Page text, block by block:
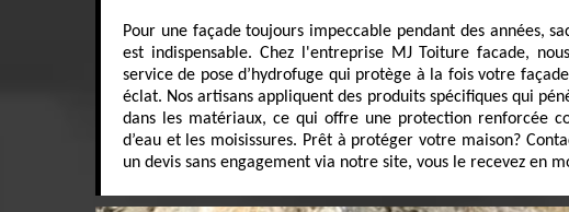
Pour une façade toujours impeccable pendant des années,
est indispensable. Chez l'entreprise MJ Toiture facade,
service de pose d’hydrofuge qui protège à la fois votre
éclat. Nos artisans appliquent des produits spécifiques qui
dans les matériaux, ce qui offre une protection renforcée
d’eau et les moisissures. Prêt à protéger votre maison?
un devis sans engagement via notre site, vous le recevez en